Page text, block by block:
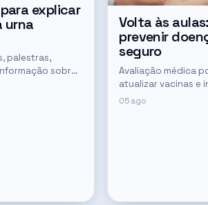
explicar
urna
palestras,
sobre
Volta às
prevenir
seguro
Avaliação médica
atualizar vacinas e
05 ago